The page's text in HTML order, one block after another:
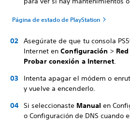
Página de estado de PlayStation
Asegúrate de que tu consola
Internet enConfiguración > Red
Probar conexión a Internet.
Intenta apagar el módem o
y vuelve a encenderlo.
Si seleccionaste Manual en
o Configuración de DNS cuando